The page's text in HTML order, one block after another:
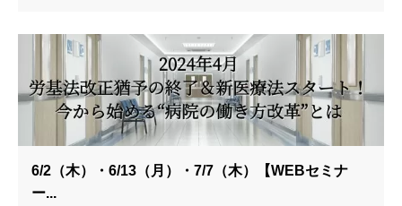
6/2（木）・6/13（月）・7/7（木）【WEBセミナ
ー...